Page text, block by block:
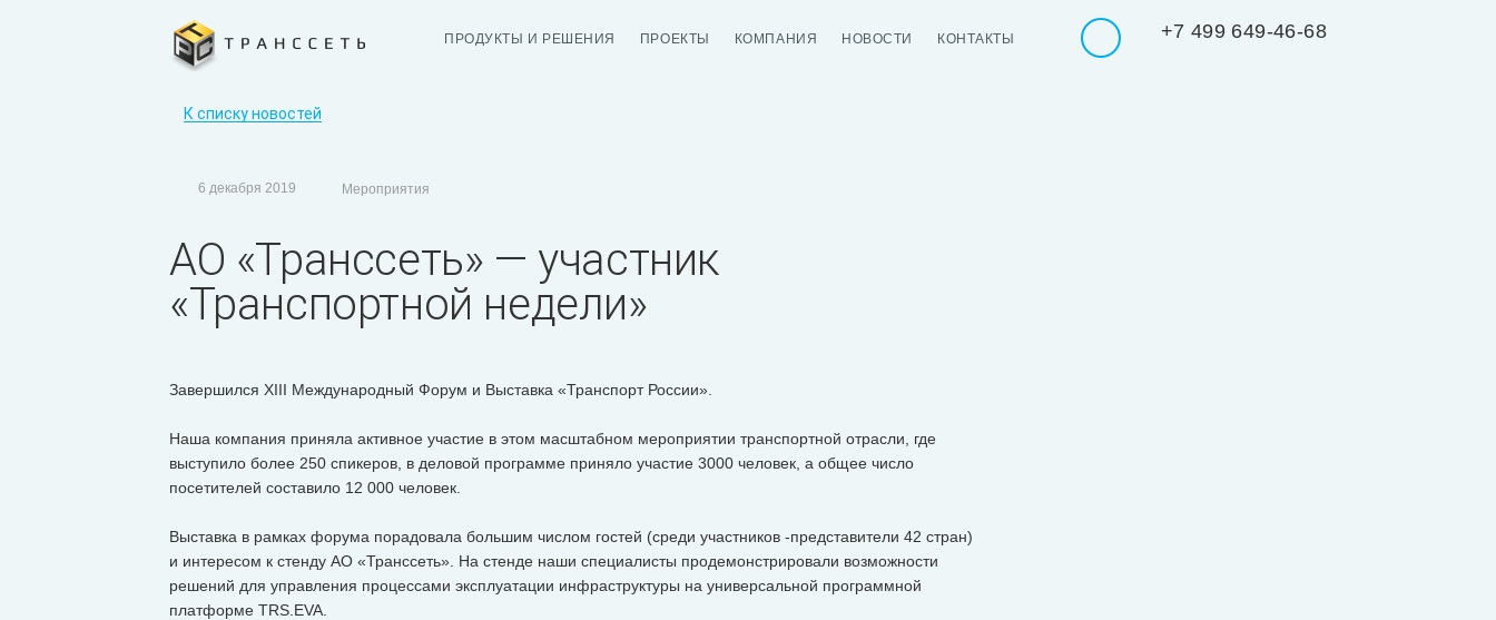
ПРОДУКТЫ И РЕШЕНИЯ ПРОЕКТЫ КОМПАНИЯ НОВОСТИ КОНТАКТЫ +7 499 649-46-68
К списку новостей
6 декабря 2019 Мероприятия
АО «Транссеть» — участник
«Транспортной недели»
Завершился XIII Международный Форум и Выставка «Транспорт России».
Наша компания приняла активное участие в этом масштабном мероприятии транспортной отрасли, где
выступило более 250 спикеров, в деловой программе приняло участие 3000 человек, а общее число
посетителей составило 12 000 человек.
Выставка в рамках форума порадовала большим числом гостей (среди участников -представители 42 стран)
и интересом к стенду АО «Транссеть». На стенде наши специалисты продемонстрировали возможности
решений для управления процессами эксплуатации инфраструктуры на универсальной программной
платформе TRS.EVA.